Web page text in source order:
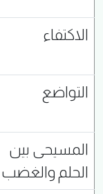
الاكتفاء
التواضع
المسيحى بين
الحلم والغضب